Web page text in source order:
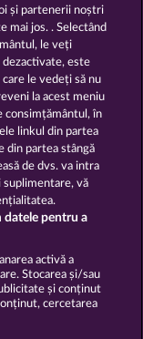
RoAR
și partenerii noștri
mai jos. . Selectând
le veți
dezactivate, este
le vedeți să nu
la acest meniu
consimțământul, în
linkul din partea
din partea stângă
de dvs. va intra
suplimentare, vă
pentru a
activă a
Stocarea și/sau
și conținut
cercetarea